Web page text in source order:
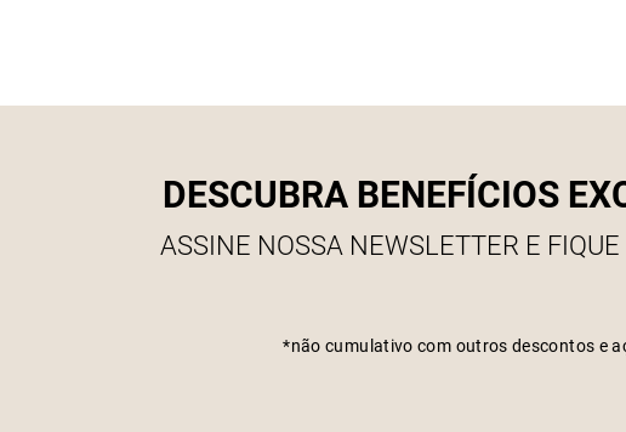
DESCUBRA BENEFÍCIOS
ASSINE NOSSA NEWSLETTER E
*não cumulativo com outros descontos e